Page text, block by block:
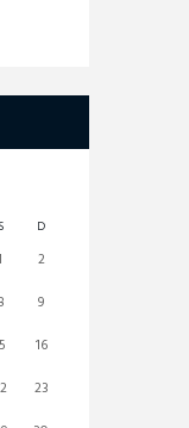
S D
2
9
16
23